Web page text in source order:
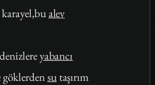
alev
yabancı
sutaşırım